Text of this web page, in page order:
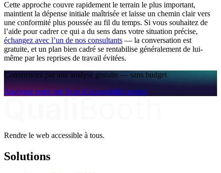
Cette approche couvre rapidement le terrain le plus important,
maintient la dépense initiale maîtrisée et laisse un chemin clair vers
une conformité plus poussée au fil du temps. Si vous souhaitez de
l’aide pour cadrer ce qui a du sens dans votre situation précise,
échangez avec l’un de nos consultants — la conversation est
gratuite, et un plan bien cadré se rentabilise généralement de lui-
même par les reprises de travail évitées.
Commencez par une analyse gratuite — sans budget
Analysez votre site Scan d'accessibilité gratuit
Rendre le web accessible à tous.
Solutions